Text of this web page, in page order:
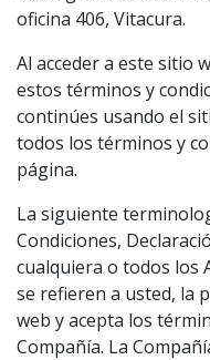
oficina 406, Vitacura.
Al acceder a este sitio
estos términos y
continúes usando el
todos los términos y
página.
La siguiente
Condiciones,
cualquiera o todos los
se refieren a usted, la
web y acepta los
Compañía. La